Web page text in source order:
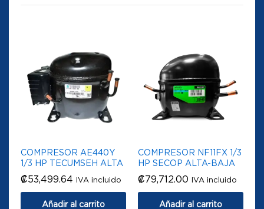
COMPRESOR AE440Y
1/3 HP TECUMSEH ALTA
₡53,499.64 IVA incluido
Añadir al carrito
COMPRESOR NF11FX 1/3
HP SECOP ALTA-BAJA
₡79,712.00 IVA incluido
Añadir al carrito